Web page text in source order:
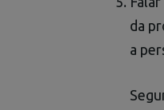
da
a